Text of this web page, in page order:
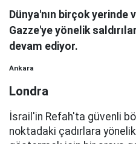
Dünya'nın birçok
Gazze'ye yönelik
devam ediyor.
Ankara
Londra
İsrail'in Refah'ta güvenli
noktadaki çadırlara yönelik